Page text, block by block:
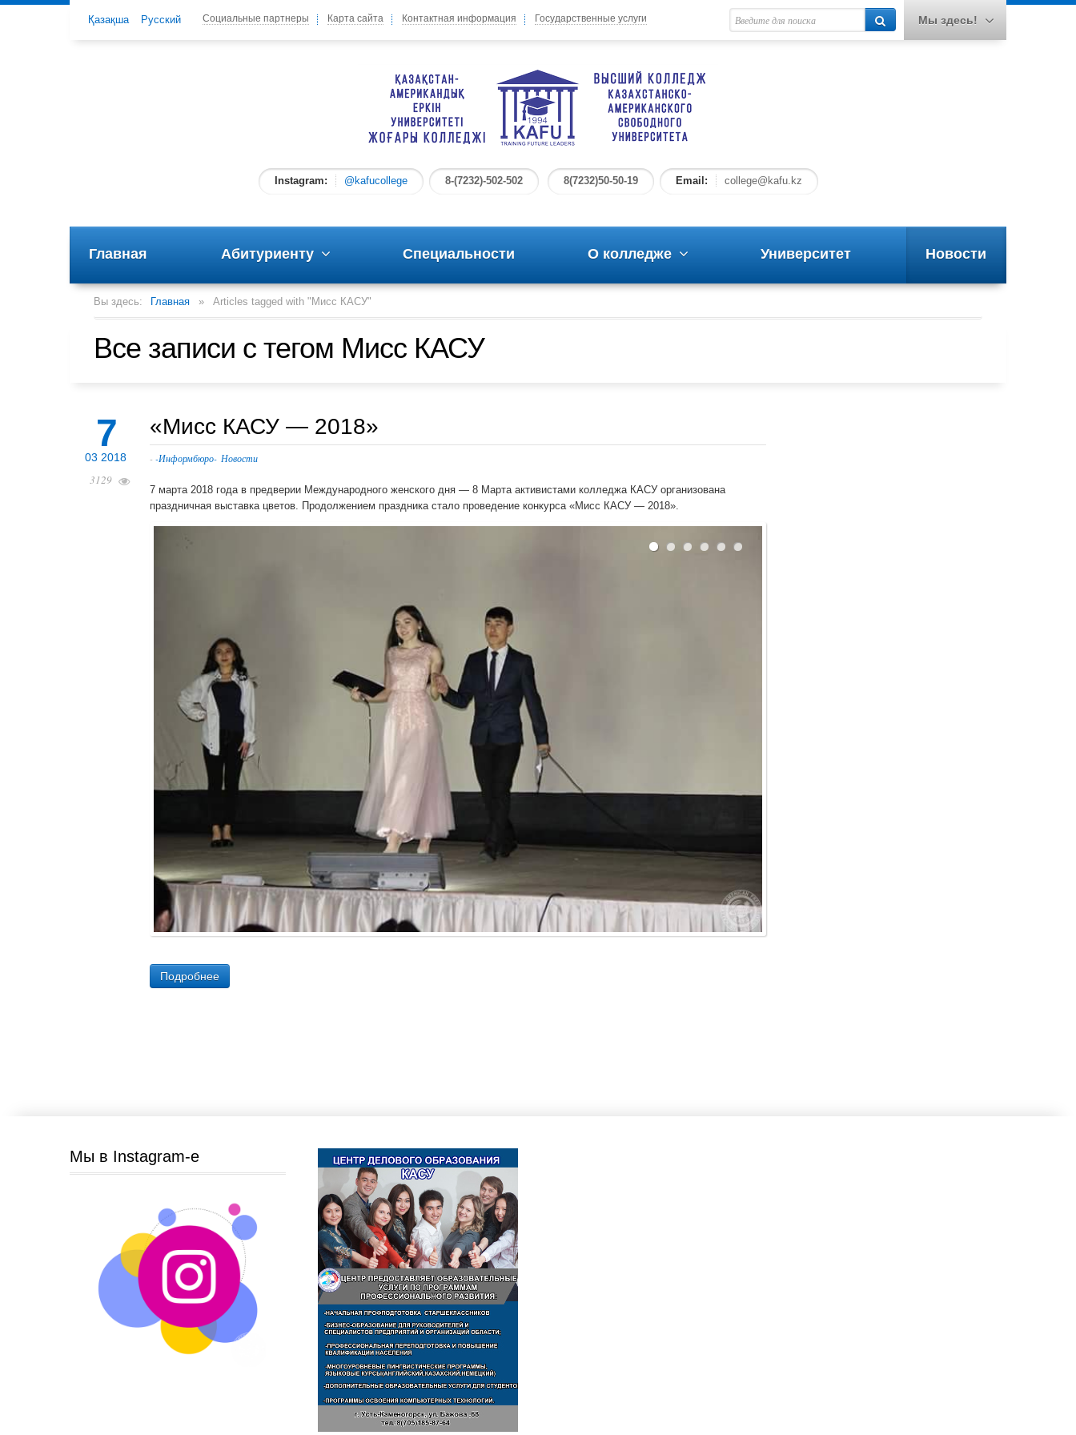
Удобный проезд: остановка «ТД Валентина» маршруты автобусов №1, 7, 12, 13, 13А, 19,25,39,43,71,351,228,262.
Мы здесь!
Қазақша Русский Социальные партнеры Карта сайта Контактная информация Государственные услуги
Instagram: @kafucollege 8-(7232)-502-502 8(7232)50-50-19 Email: college@kafu.kz
Главная Абитуриенту Специальности О колледже Университет Новости
Вы здесь: Главная » Articles tagged with "Мисс КАСУ"
Все записи с тегом Мисс КАСУ
7
03 2018
3129
«Мисс КАСУ — 2018»
- -Информбюро- Новости
7 марта 2018 года в предверии Международного женского дня — 8 Марта активистами колледжа КАСУ организована
праздничная выставка цветов. Продолжением праздника стало проведение конкурса «Мисс КАСУ — 2018».
Подробнее
Мы в Instagram-e